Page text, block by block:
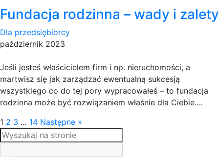
Fundacja rodzinna – wady i zalety
Dla przedsiębiorcy
październik 2023
Jeśli jesteś właścicielem firm i np. nieruchomości, a
martwisz się jak zarządzać ewentualną sukcesją
wszystkiego co do tej pory wypracowałeś – to fundacja
rodzinna może być rozwiązaniem właśnie dla Ciebie.…
1 2 3 … 14 Następne »